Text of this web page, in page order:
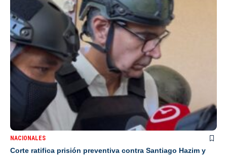
NACIONALES
Corte ratifica prisión preventiva contra Santiago Hazim y